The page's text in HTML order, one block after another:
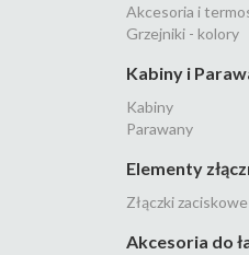
Akcesoria i
Grzejniki - kolory
Kabiny i
Kabiny
Parawany
Elementy
Złączki
Akcesoria do